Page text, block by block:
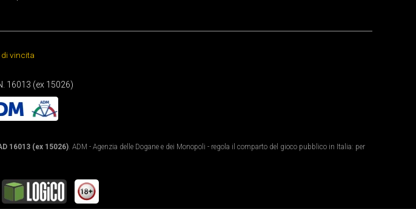
vincita
16013 (ex 15026)
16013 (ex 15026) . ADM - Agenzia delle Dogane e dei Monopoli - regola il comparto del gioco pubblico in Italia: per